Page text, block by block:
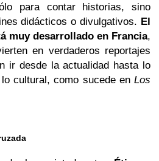
para contar historias, sino
didácticos o divulgativos. El
muy desarrollado en Francia,
en verdaderos reportajes
ir desde la actualidad hasta lo
cultural, como sucede en Los